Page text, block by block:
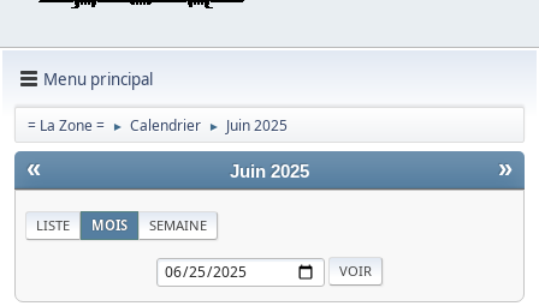
Menu principal
= La Zone = ► Calendrier ► Juin 2025
« »
Juin 2025
LISTE MOIS SEMAINE